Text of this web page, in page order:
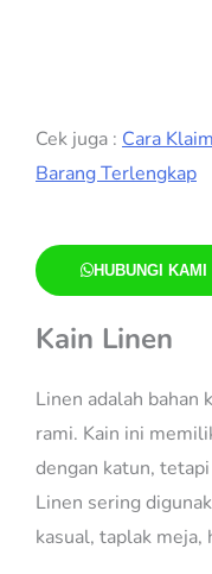
Cek juga : Cara
Barang Terlengkap
HUBUNGI KAMI
Kain Linen
Linen adalah bahan
rami. Kain ini
dengan katun,
Linen sering
kasual, taplak meja,